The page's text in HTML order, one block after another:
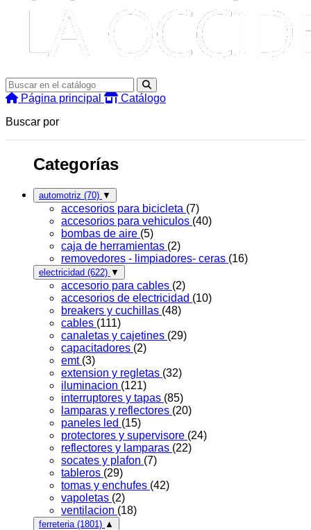
Página principal
Catálogo
Buscar por
Categorías
automotriz (70) ▼
accesorios para bicicleta (7)
accesorios para vehiculos (40)
bombas de aire (5)
caja de herramientas (2)
removedores - limpiadores- ceras (16)
electricidad (622) ▼
accesorio para cables (2)
accesorios de electricidad (10)
breakers y cuchillas (48)
cables (111)
canaletas y cajetines (29)
capacitadores (2)
emt (3)
extension y regletas (32)
iluminacion (121)
interruptores y tapas (85)
lamparas y reflectores (20)
paneles led (15)
protectores y supervisore (24)
reflectores y lamparas (22)
socates y plafon (7)
tableros (29)
tomas y enchufes (42)
vapoletas (2)
ventilacion (18)
ferreteria (1801) ▲